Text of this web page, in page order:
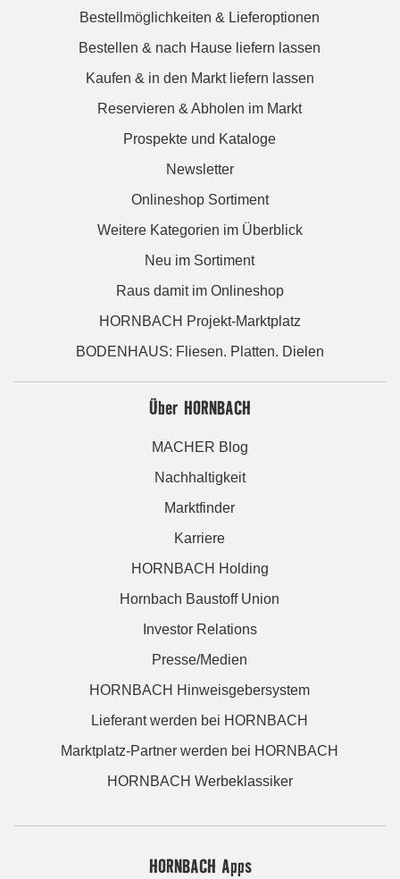
Bestellmöglichkeiten & Lieferoptionen
Bestellen & nach Hause liefern lassen
Kaufen & in den Markt liefern lassen
Reservieren & Abholen im Markt
Prospekte und Kataloge
Newsletter
Onlineshop Sortiment
Weitere Kategorien im Überblick
Neu im Sortiment
Raus damit im Onlineshop
HORNBACH Projekt-Marktplatz
BODENHAUS: Fliesen. Platten. Dielen
Über HORNBACH
MACHER Blog
Nachhaltigkeit
Marktfinder
Karriere
HORNBACH Holding
Hornbach Baustoff Union
Investor Relations
Presse/Medien
HORNBACH Hinweisgebersystem
Lieferant werden bei HORNBACH
Marktplatz-Partner werden bei HORNBACH
HORNBACH Werbeklassiker
HORNBACH Apps